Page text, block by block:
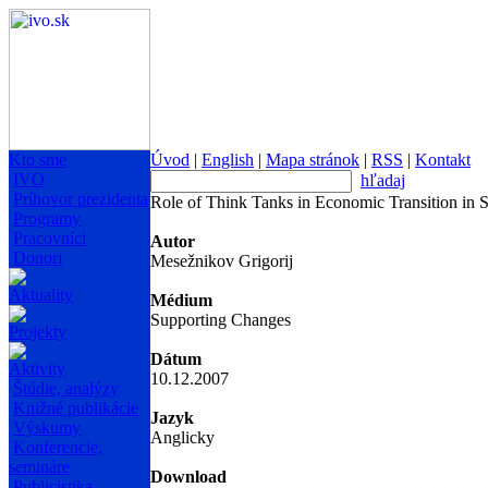
Kto sme
IVO
Príhovor prezidenta
Programy
Pracovníci
Donori
Aktuality
Projekty
Aktivity
Štúdie, analýzy
Knižné publikácie
Výskumy
Konferencie,
semináre
Úvod | English | Mapa stránok | RSS | Kontakt
hľadaj
Role of Think Tanks in Economic Transition in
Autor
Mesežnikov Grigorij
Médium
Supporting Changes
Dátum
10.12.2007
Jazyk
Anglicky
Download